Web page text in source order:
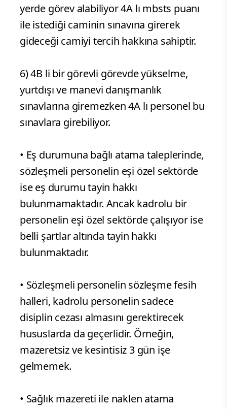
yerde görev alabiliyor 4A lı mbsts puanı
ile istediği caminin sınavına girerek
gideceği camiyi tercih hakkına sahiptir.
6) 4B li bir görevli görevde yükselme,
yurtdışı ve manevi danışmanlık
sınavlarına giremezken 4A lı personel bu
sınavlara girebiliyor.
• Eş durumuna bağlı atama taleplerinde,
sözleşmeli personelin eşi özel sektörde
ise eş durumu tayin hakkı
bulunmamaktadır. Ancak kadrolu bir
personelin eşi özel sektörde çalışıyor ise
belli şartlar altında tayin hakkı
bulunmaktadır.
• Sözleşmeli personelin sözleşme fesih
halleri, kadrolu personelin sadece
disiplin cezası almasını gerektirecek
hususlarda da geçerlidir. Örneğin,
mazeretsiz ve kesintisiz 3 gün işe
gelmemek.
• Sağlık mazereti ile naklen atama